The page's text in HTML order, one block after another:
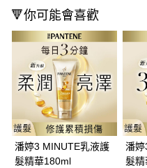
１．於結帳方式選擇「AFTEE先享
結帳頁面，進行簡訊認證並確認金
２．訂單成立數日內，您將收到繳
３．收到繳費通知簡訊後14天內
ATM／網路銀行／等多元方式進行
※ 請注意：結帳手續完成當下不
購買商品的店家。未經商家同意
後付繳納相關費用。
※ 交易是否成功請以「AFTEE先
是否繳費成功／繳費後需取消欲退
客戶支援中心」https://
【注意事項】
付款後全家取貨
每筆NT$65，滿NT$390(含以
萊爾富取貨付款
每筆NT$65，滿NT$490(含以
付款後萊爾富取貨
每筆NT$65，滿NT$490(含以
7-11取貨付款
🔻你可能會喜歡
潘婷3 MINUTE乳液護
髮精華180ml
潘婷
髮